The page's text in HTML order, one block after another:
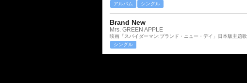
アルバム シングル
Brand New
Mrs. GREEN APPLE
映画「スパイダーマン:ブランド・ニュー・デイ」日本版主題歌
シングル